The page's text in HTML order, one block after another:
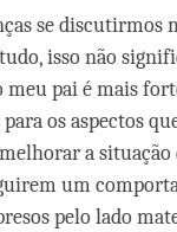
se discutirmos
isso não
meu pai é mais
os aspectos
a
um
pelo lado